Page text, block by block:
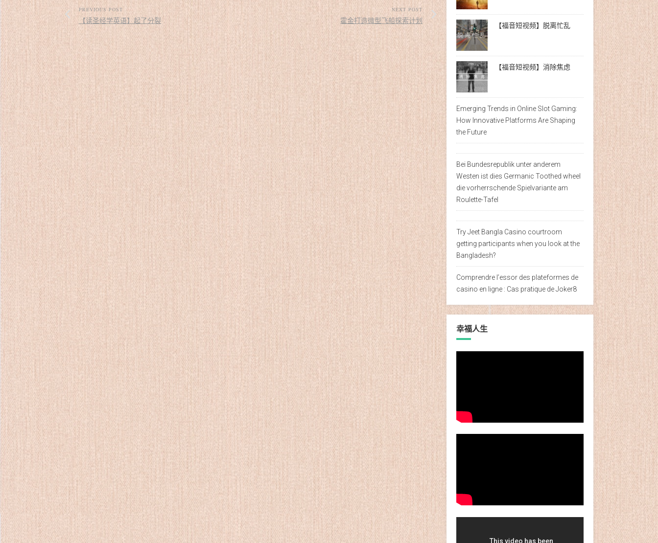
PREVIOUS POST
【读圣经学英语】起了分裂
NEXT POST
霍金打造微型飞船探索计划
【福音短视频】脱离忙乱
【福音短视频】消除焦虑
Emerging Trends in Online Slot Gaming:
How Innovative Platforms Are Shaping
the Future
Bei Bundesrepublik unter anderem
Westen ist dies Germanic Toothed wheel
die vorherrschende Spielvariante am
Roulette-Tafel
Try Jeet Bangla Casino courtroom
getting participants when you look at the
Bangladesh?
Comprendre l’essor des plateformes de
casino en ligne : Cas pratique de Joker8
幸福人生